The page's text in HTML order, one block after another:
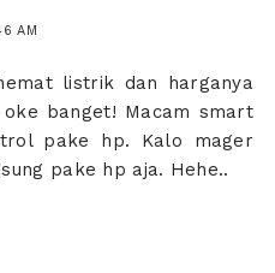
AM
listrik dan harganya
banget! Macam smart
pake hp. Kalo mager
pake hp aja. Hehe..